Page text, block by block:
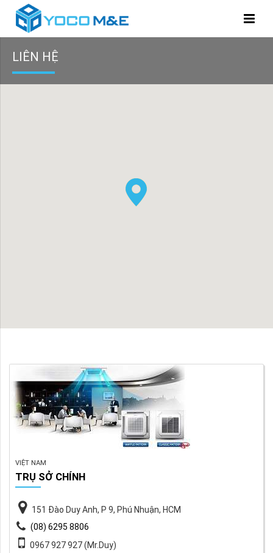
LIÊN HỆ
VIỆT NAM
TRỤ SỞ CHÍNH
151 Đào Duy Anh, P 9, Phú Nhuận, HCM
(08) 6295 8806
0967 927 927 (Mr.Duy)